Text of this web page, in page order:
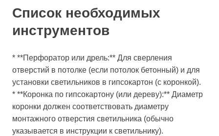
Список необходимых
инструментов
* **Перфоратор или дрель:** Для сверления
отверстий в потолке (если потолок бетонный) и для
установки светильников в гипсокартон (с коронкой).
* **Коронка по гипсокартону (или дереву):** Диаметр
коронки должен соответствовать диаметру
монтажного отверстия светильника (обычно
указывается в инструкции к светильнику).